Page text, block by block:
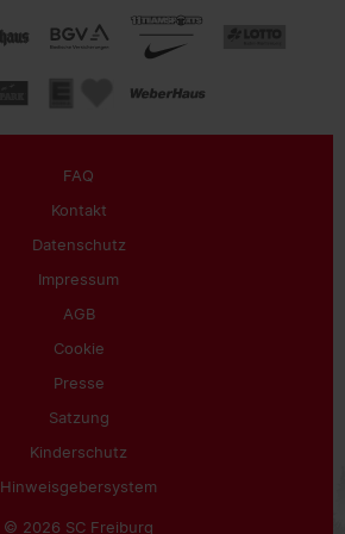
FAQ
Kontakt
Datenschutz
Impressum
AGB
Cookie
Presse
Satzung
Kinderschutz
Hinweisgebersystem
© 2026 SC Freiburg